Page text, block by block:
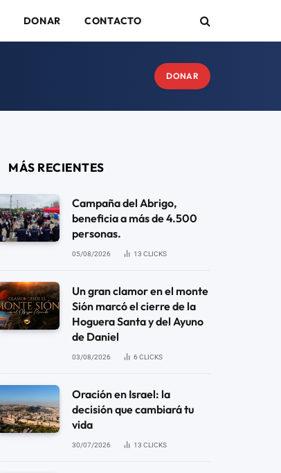
DONAR CONTACTO
DONAR
MÁS RECIENTES
Campaña del Abrigo,
beneficia a más de 4.500
personas.
05/08/2026 13 CLICKS
Un gran clamor en el monte
Sión marcó el cierre de la
Hoguera Santa y del Ayuno
de Daniel
03/08/2026 6 CLICKS
Oración en Israel: la
decisión que cambiará tu
vida
30/07/2026 13 CLICKS